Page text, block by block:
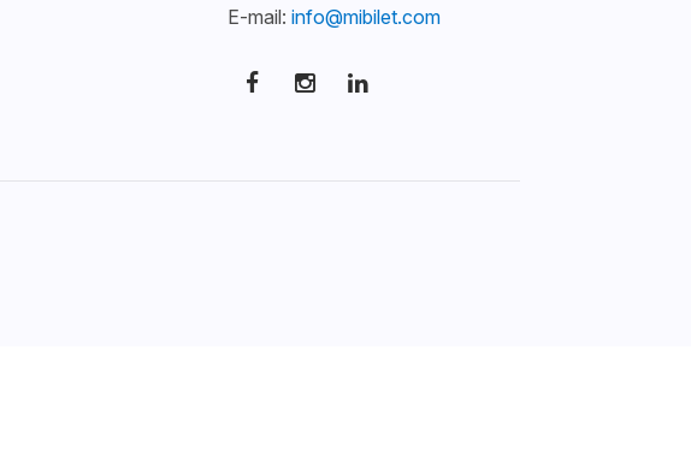
E-mail:info@mibilet.com